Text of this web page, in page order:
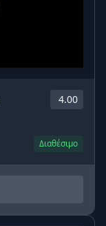
4.00
Διαθέσιμο